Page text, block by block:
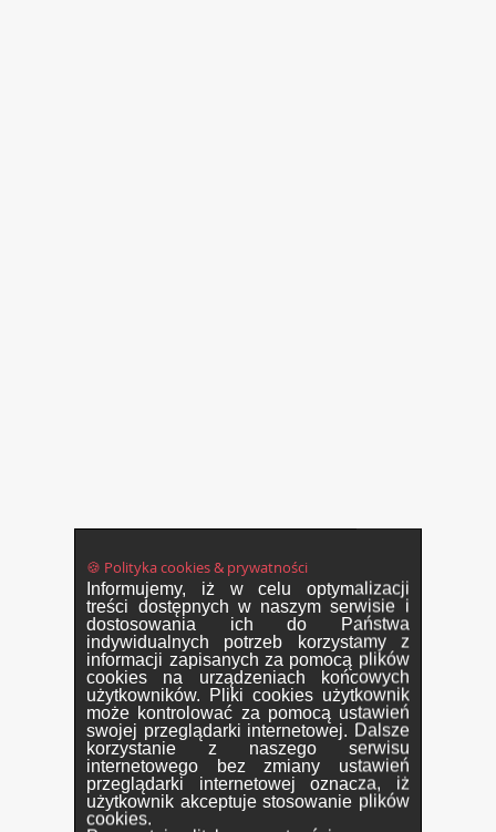
🍪 Polityka cookies & prywatności
Informujemy, iż w celu optymalizacji
treści dostępnych w naszym serwisie i
dostosowania ich do Państwa
indywidualnych potrzeb korzystamy z
informacji zapisanych za pomocą plików
cookies na urządzeniach końcowych
użytkowników. Pliki cookies użytkownik
może kontrolować za pomocą ustawień
swojej przeglądarki internetowej. Dalsze
korzystanie z naszego serwisu
internetowego bez zmiany ustawień
przeglądarki internetowej oznacza, iż
użytkownik akceptuje stosowanie plików
cookies.